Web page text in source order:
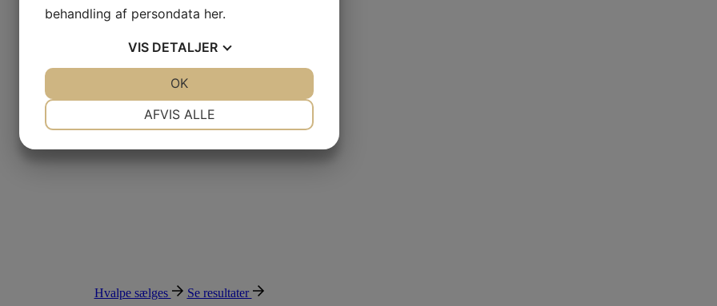
Hvalpe sælges Se resultater
behandling af persondata her.
VIS DETALJER
AFVIS ALLE
OK